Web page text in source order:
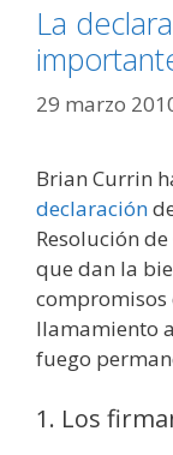
La
29 marzo
Brian Currin
declaración
Resolución
que dan la
compromisos
llamamiento
fuego
1. Los